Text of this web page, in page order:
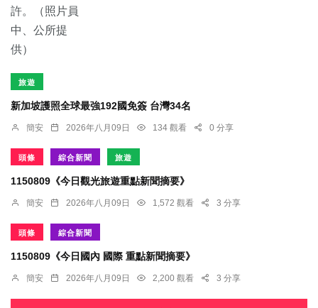
旅遊
新加坡護照全球最強192國免簽 台灣34名
簡安 2026年八月09日 134 觀看 0 分享
頭條 綜合新聞 旅遊
1150809《今日觀光旅遊重點新聞摘要》
簡安 2026年八月09日 1,572 觀看 3 分享
頭條 綜合新聞
1150809《今日國內 國際 重點新聞摘要》
簡安 2026年八月09日 2,200 觀看 3 分享